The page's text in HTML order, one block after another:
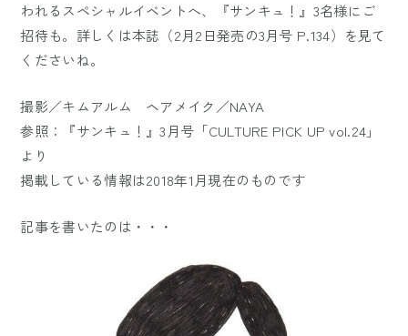
われるスペシャルイベントへ、『サンキュ！』3名様にご
招待も。詳しくは本誌（2月2日発売の3月号 P.134）を見て
くださいね。
撮影／キムアルム ヘアメイク／NAYA
参照：『サンキュ！』3月号「CULTURE PICK UP vol.24」
より
掲載している情報は2018年1月現在のものです
記事を書いたのは・・・